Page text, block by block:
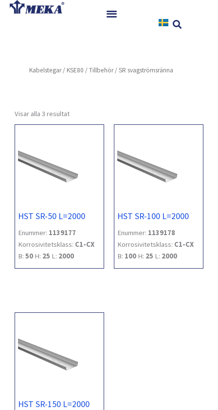
Hoppa
Referenser
Kabelstegar/ KSE80 /Tillbehör/ SR svagströmsränna
Visar alla 3 resultat
HST SR-50 L=2000
Enummer: 1139177
Korrosivitetsklass: C1-CX
B: 50 H: 25 L: 2000
HST SR-100 L=2000
Enummer: 1139178
Korrosivitetsklass: C1-CX
B: 100 H: 25 L: 2000
HST SR-150 L=2000